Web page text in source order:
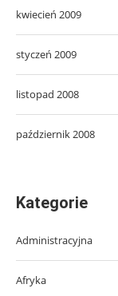
kwiecień 2009
styczeń 2009
listopad 2008
październik 2008
Kategorie
Administracyjna
Afryka